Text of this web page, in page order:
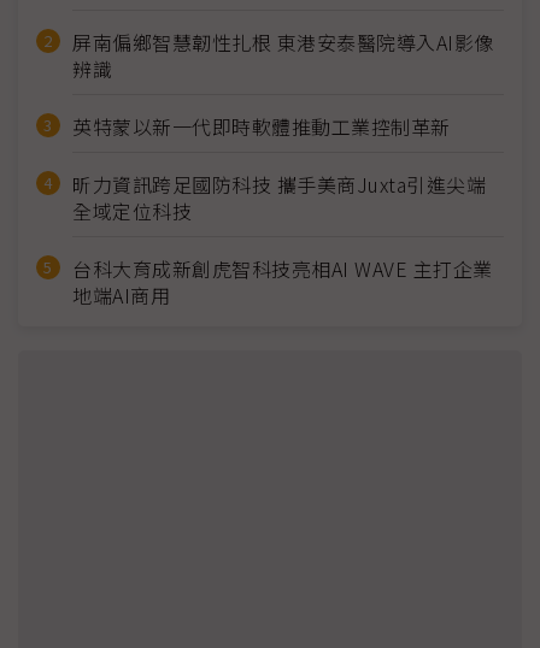
屏南偏鄉智慧韌性扎根 東港安泰醫院導入AI影像
辨識
英特蒙以新一代即時軟體推動工業控制革新
昕力資訊跨足國防科技 攜手美商Juxta引進尖端
全域定位科技
台科大育成新創虎智科技亮相AI WAVE 主打企業
地端AI商用